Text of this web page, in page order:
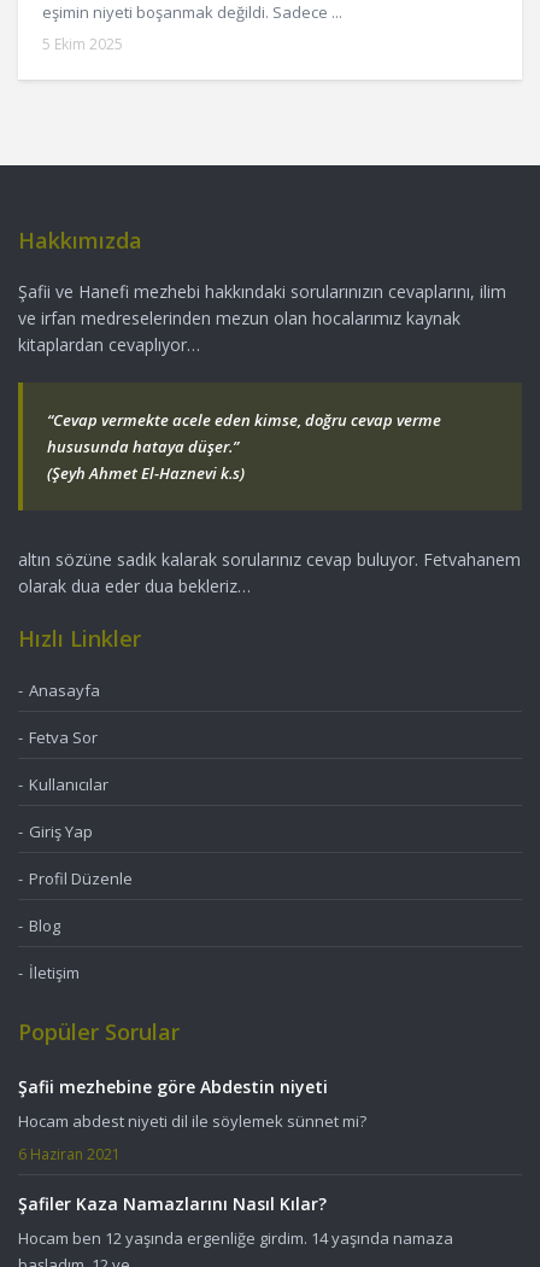
eşimin niyeti boşanmak değildi. Sadece ...
5 Ekim 2025
Hakkımızda
Şafii ve Hanefi mezhebi hakkındaki sorularınızın cevaplarını, ilim
ve irfan medreselerinden mezun olan hocalarımız kaynak
kitaplardan cevaplıyor…
“Cevap vermekte acele eden kimse, doğru cevap verme
hususunda hataya düşer.”
(Şeyh Ahmet El-Haznevi k.s)
altın sözüne sadık kalarak sorularınız cevap buluyor. Fetvahanem
olarak dua eder dua bekleriz…
Hızlı Linkler
Anasayfa
Fetva Sor
Kullanıcılar
Giriş Yap
Profil Düzenle
Blog
İletişim
Popüler Sorular
Şafii mezhebine göre Abdestin niyeti
Hocam abdest niyeti dil ile söylemek sünnet mi?
6 Haziran 2021
Şafiler Kaza Namazlarını Nasıl Kılar?
Hocam ben 12 yaşında ergenliğe girdim. 14 yaşında namaza